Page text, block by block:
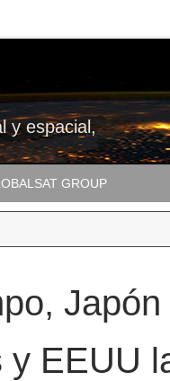
y espacial,
GROUP
EEUU